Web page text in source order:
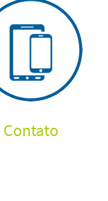
Contato